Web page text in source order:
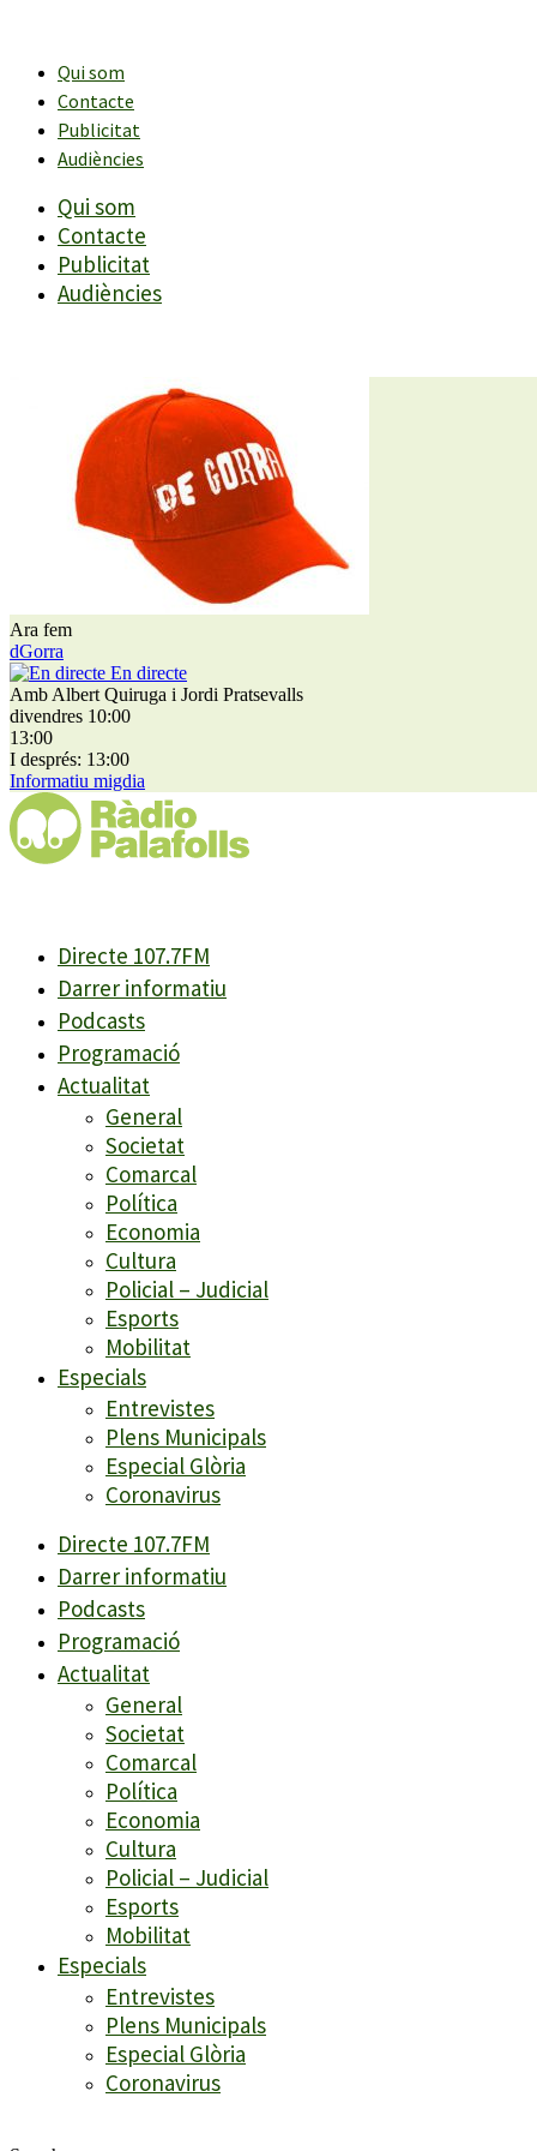
contingutQui som
Contacte
Publicitat
Audiències
Qui som
Contacte
Publicitat
Audiències
Ara fem
dGorra
En directe
Amb Albert Quiruga i Jordi Pratsevalls
divendres 10:00
13:00
I després: 13:00
Informatiu migdia
Directe 107.7FM
Darrer informatiu
Podcasts
Programació
Actualitat
General
Societat
Comarcal
Política
Economia
Cultura
Policial – Judicial
Esports
Mobilitat
Especials
Entrevistes
Plens Municipals
Especial Glòria
Coronavirus
Directe 107.7FM
Darrer informatiu
Podcasts
Programació
Actualitat
General
Societat
Comarcal
Política
Economia
Cultura
Policial – Judicial
Esports
Mobilitat
Especials
Entrevistes
Plens Municipals
Especial Glòria
Coronavirus